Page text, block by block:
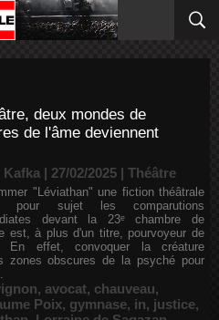
deux mondes de
de l'âme deviennent
Kafka | 27/02/2025 | Théâtre
"Léviathan" une fiction théâtrale
pour sujet les comparutions
devant la 23ᵉ chambre de
est, à plus d'un titre, pourvoyeur de
En effet, convoquer la créature
zones obscures de la psyché pour
, avocat, chauveau,
Poix, gymnase, in, justice,